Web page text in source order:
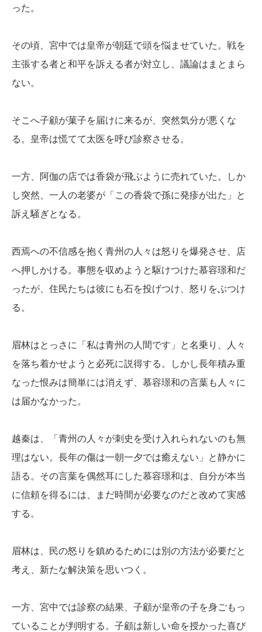
った。
その頃、宮中では皇帝が朝廷で頭を悩ませていた。戦を
主張する者と和平を訴える者が対立し、議論はまとまら
ない。
そこへ子顧が菓子を届けに来るが、突然気分が悪くな
る。皇帝は慌てて太医を呼び診察させる。
一方、阿伽の店では香袋が飛ぶように売れていた。しか
し突然、一人の老婆が「この香袋で孫に発疹が出た」と
訴え騒ぎとなる。
西焉への不信感を抱く青州の人々は怒りを爆発させ、店
へ押しかける。事態を収めようと駆けつけた慕容璟和だ
ったが、住民たちは彼にも石を投げつけ、怒りをぶつけ
る。
眉林はとっさに「私は青州の人間です」と名乗り、人々
を落ち着かせようと必死に説得する。しかし長年積み重
なった恨みは簡単には消えず、慕容璟和の言葉も人々に
は届かなかった。
越秦は、「青州の人々が刺史を受け入れられないのも無
理はない。長年の傷は一朝一夕では癒えない」と静かに
語る。その言葉を偶然耳にした慕容璟和は、自分が本当
に信頼を得るには、まだ時間が必要なのだと改めて実感
する。
眉林は、民の怒りを鎮めるためには別の方法が必要だと
考え、新たな解決策を思いつく。
一方、宮中では診察の結果、子顧が皇帝の子を身ごもっ
ていることが判明する。子顧は新しい命を授かった喜び